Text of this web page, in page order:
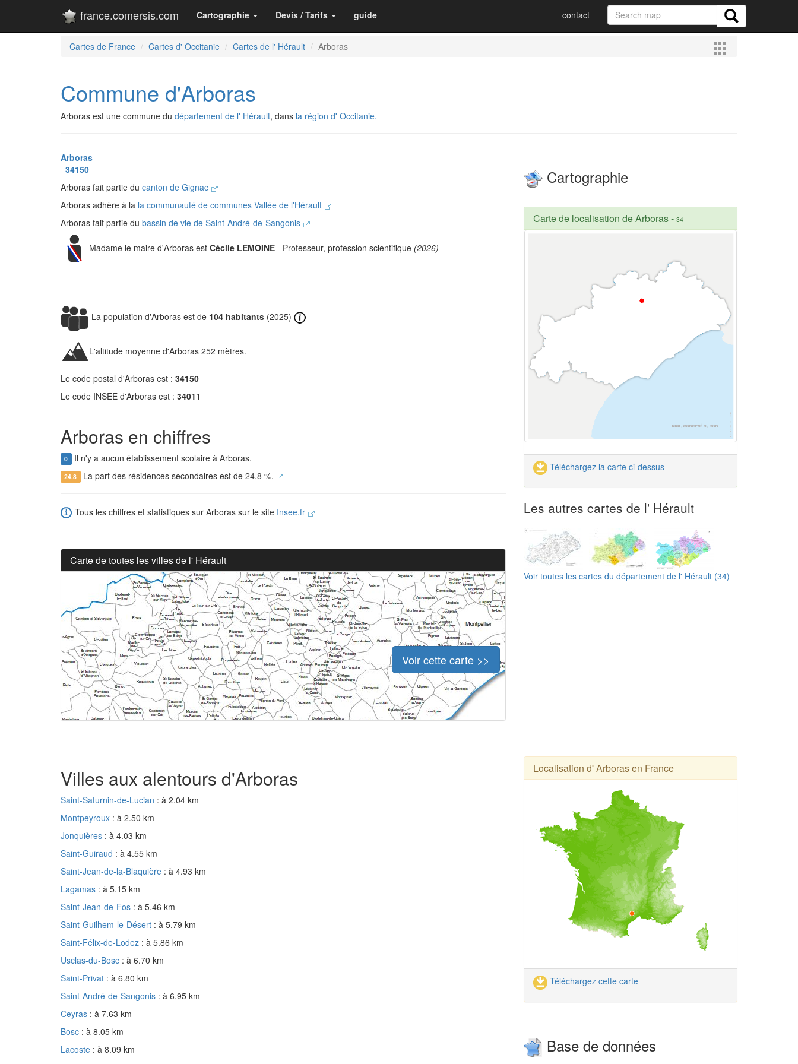
france.comersis.com Cartographie Devis / Tarifs guide contact
Cartes de France Cartes d' Occitanie Cartes de l' Hérault Arboras
Commune d'Arboras
Arboras est une commune du département de l' Hérault, dans la région d' Occitanie.
Arboras
34150
Arboras fait partie du canton de Gignac
Arboras adhère à la la communauté de communes Vallée de l'Hérault
Arboras fait partie du bassin de vie de Saint-André-de-Sangonis
Madame le maire d'Arboras est Cécile LEMOINE - Professeur, profession scientifique (2026)
La population d'Arboras est de 104 habitants (2025)
L'altitude moyenne d'Arboras 252 mètres.
Le code postal d'Arboras est : 34150
Le code INSEE d'Arboras est : 34011
Arboras en chiffres
0 Il n'y a aucun établissement scolaire à Arboras.
24.8 La part des résidences secondaires est de 24.8 %.
Tous les chiffres et statistiques sur Arboras sur le site Insee.fr
Carte de toutes les villes de l' Hérault
Voir cette carte >>
Cartographie
Carte de localisation de Arboras- 34
Téléchargez la carte ci-dessus
Les autres cartes de l' Hérault
Voir toutes les cartes du département de l' Hérault (34)
Villes aux alentours d'Arboras
Saint-Saturnin-de-Lucian : à 2.04 km
Montpeyroux : à 2.50 km
Jonquières : à 4.03 km
Saint-Guiraud : à 4.55 km
Saint-Jean-de-la-Blaquière : à 4.93 km
Lagamas : à 5.15 km
Saint-Jean-de-Fos : à 5.46 km
Saint-Guilhem-le-Désert : à 5.79 km
Saint-Félix-de-Lodez : à 5.86 km
Usclas-du-Bosc : à 6.70 km
Saint-Privat : à 6.80 km
Saint-André-de-Sangonis : à 6.95 km
Ceyras : à 7.63 km
Bosc : à 8.05 km
Lacoste : à 8.09 km
Localisation d' Arboras en France
Téléchargez cette carte
Base de données